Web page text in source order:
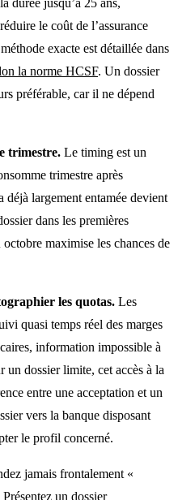
le coût de l’assurance
exacte est détaillée dans
la norme HCSF. Un dossier
préférable, car il ne dépend
trimestre. Le timing est un
trimestre après
déjà largement entamée devient
dans les premières
maximise les chances de
les quotas. Les
quasi temps réel des marges
information impossible à
un dossier limite, cet accès à la
entre une acceptation et un
vers la banque disposant
le profil concerné.
jamais frontalement «
un dossier